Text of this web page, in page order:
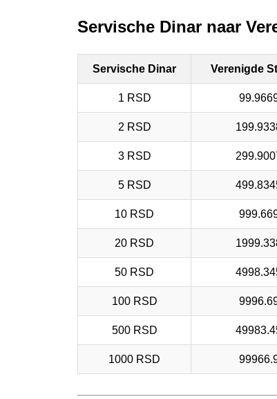
Servische Dinar naar
Servische Dinar Verenigde
1 RSD
2 RSD
3 RSD
5 RSD
10 RSD
20 RSD
50 RSD
100 RSD
500 RSD
1000 RSD